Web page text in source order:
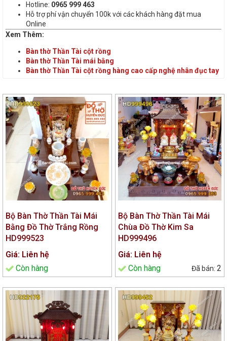
Hotline: 0965 999 463
Hỗ trợ phí vận chuyển 100k với các khách hàng đặt mua
Online
Xem Thêm:
Bàn thờ Thần Tài cột rồng
Bàn thờ Thần Tài mái bằng
Bàn thờ Thần Tài cột rồng hàng cao cấp nghệ nhân đục tay
Bộ Bàn Thờ Thần Tài Mái
Bằng Đồ Thờ Trắng Rồng
HD999523
Giá: Liên hệ
Còn hàng
Bộ Bàn Thờ Thần Tài Mái
Chùa Đồ Thờ Kim Sa
HD999496
Giá: Liên hệ
Còn hàng
2